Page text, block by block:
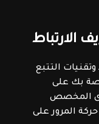
الارتباط
التتبع
بك على
المخصص
المرور على